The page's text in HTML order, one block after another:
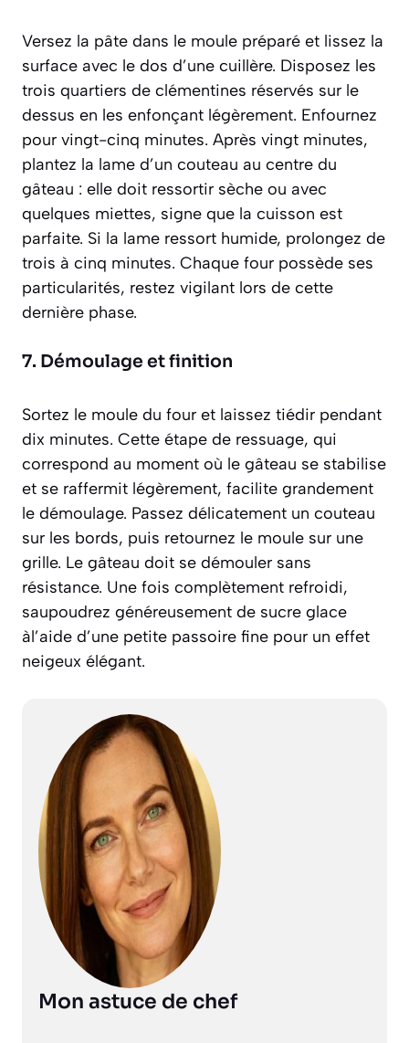
Versez la pâte dans le moule préparé et lissez la
surface avec le dos d’une cuillère. Disposez les
trois quartiers de clémentines réservés sur le
dessus en les enfonçant légèrement. Enfournez
pour vingt-cinq minutes. Après vingt minutes,
plantez la lame d’un couteau au centre du
gâteau : elle doit ressortir sèche ou avec
quelques miettes, signe que la cuisson est
parfaite. Si la lame ressort humide, prolongez de
trois à cinq minutes. Chaque four possède ses
particularités, restez vigilant lors de cette
dernière phase.
7. Démoulage et finition
Sortez le moule du four et laissez tiédir pendant
dix minutes. Cette étape de ressuage, qui
correspond au moment où le gâteau se stabilise
et se raffermit légèrement, facilite grandement
le démoulage. Passez délicatement un couteau
sur les bords, puis retournez le moule sur une
grille. Le gâteau doit se démouler sans
résistance. Une fois complètement refroidi,
saupoudrez généreusement de sucre glace
àl’aide d’une petite passoire fine pour un effet
neigeux élégant.
Mon astuce de chef